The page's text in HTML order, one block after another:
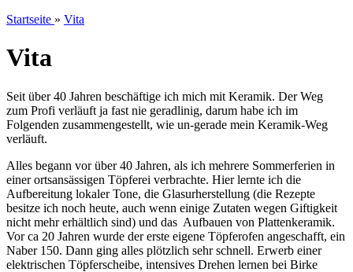
Startseite » Vita
Vita
Seit über 40 Jahren beschäftige ich mich mit Keramik. Der Weg
zum Profi verläuft ja fast nie geradlinig, darum habe ich im
Folgenden zusammengestellt, wie un-gerade mein Keramik-Weg
verläuft.
Alles begann vor über 40 Jahren, als ich mehrere Sommerferien in
einer ortsansässigen Töpferei verbrachte. Hier lernte ich die
Aufbereitung lokaler Tone, die Glasurherstellung (die Rezepte
besitze ich noch heute, auch wenn einige Zutaten wegen Giftigkeit
nicht mehr erhältlich sind) und das Aufbauen von Plattenkeramik.
Vor ca 20 Jahren wurde der erste eigene Töpferofen angeschafft, ein
Naber 150. Dann ging alles plötzlich sehr schnell. Erwerb einer
elektrischen Töpferscheibe, intensives Drehen lernen bei Birke